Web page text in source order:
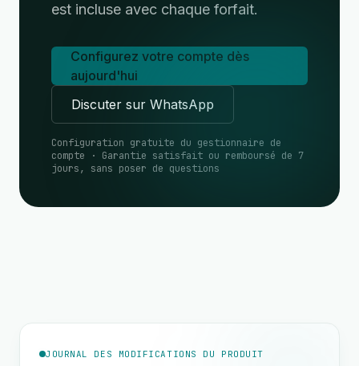
est incluse avec chaque forfait.
Configurez votre compte dès
aujourd'hui
Discuter sur WhatsApp
Configuration gratuite du gestionnaire de
compte · Garantie satisfait ou remboursé de 7
jours, sans poser de questions
JOURNAL DES MODIFICATIONS DU PRODUIT